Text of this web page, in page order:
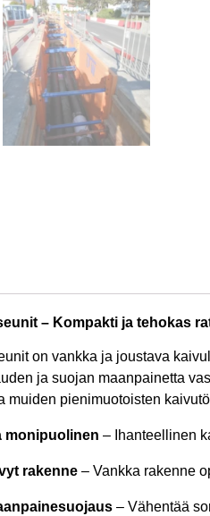
– Kompakti ja tehokas
on vankka ja joustava
ja suojan maanpainetta
muiden pienimuotoisten
monipuolinen – Ihanteellinen
rakenne – Vankka rakenne
– Vähentää